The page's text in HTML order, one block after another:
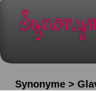
Synonyme >